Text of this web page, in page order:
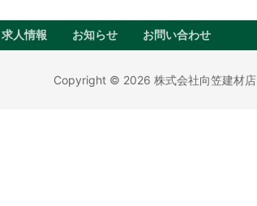
求人情報 お知らせ お問い合わせ
Copyright © 2026 株式会社向笠建材店